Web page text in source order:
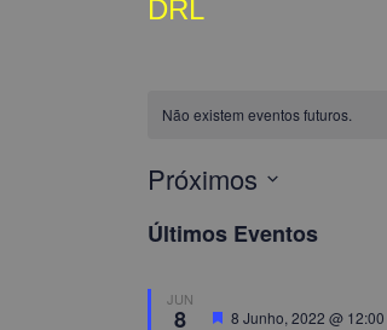
DRL
Não existem eventos futuros.
Próximos
a
data.
Últimos Eventos
JUN
8 Destaque
8 Junho, 2022 @ 12:00